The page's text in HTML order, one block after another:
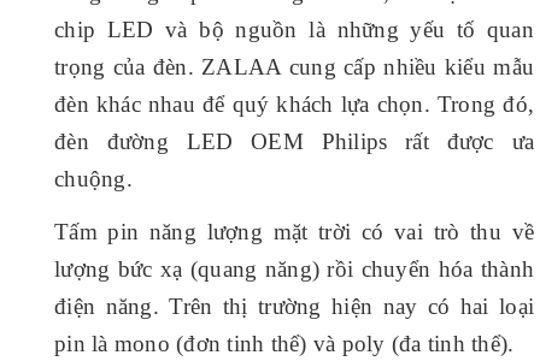
chip LED và bộ nguồn là những yếu tố quan
trọng của đèn. ZALAA cung cấp nhiều kiểu mẫu
đèn khác nhau để quý khách lựa chọn. Trong đó,
đèn đường LED OEM Philips rất được ưa
chuộng.
Tấm pin năng lượng mặt trời có vai trò thu về
lượng bức xạ (quang năng) rồi chuyển hóa thành
điện năng. Trên thị trường hiện nay có hai loại
pin là mono (đơn tinh thể) và poly (đa tinh thể).